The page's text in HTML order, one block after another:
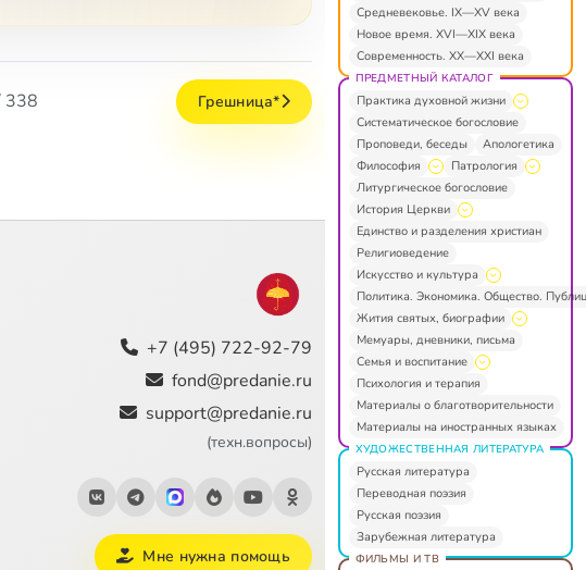
338 Грешница*
+7 (495) 722-92-79
fond@predanie.ru
support@predanie.ru
(техн.вопросы)
Мне нужна помощь
Средневековье. IX—XV века
Новое время. XVI—XIX века
Современность. XX—XXI века
ПРЕДМЕТНЫЙ КАТАЛОГ
Практика духовной жизни
Систематическое богословие
Проповеди, беседы
Апологетика
Философия
Патрология
Литургическое богословие
История Церкви
Единство и разделения христиан
Религиоведение
Искусство и культура
Политика. Экономика. Общество.
Жития святых, биографии
Мемуары, дневники, письма
Семья и воспитание
Психология и терапия
Материалы о благотворительности
Материалы на иностранных языках
ХУДОЖЕСТВЕННАЯ ЛИТЕРАТУРА
Русская литература
Переводная поэзия
Русская поэзия
Зарубежная литература
ФИЛЬМЫ И ТВ